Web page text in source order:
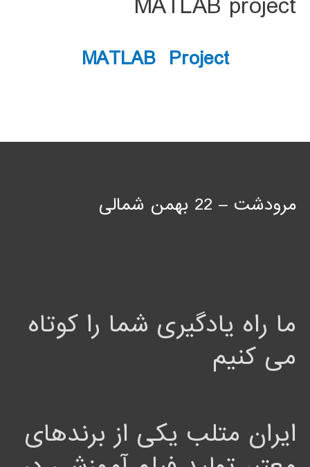
MATLAB Project
مرودشت – 22 بهمن شمالی
ما راه یادگیری شما را کوتاه
می کنیم
ایران متلب یکی از برندهای